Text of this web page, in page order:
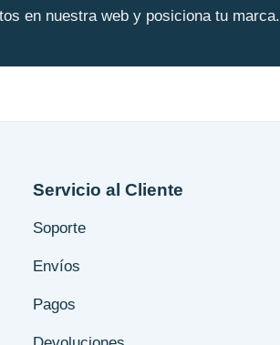
en nuestra web y posiciona tu marca.
Servicio al Cliente
Soporte
Envíos
Pagos